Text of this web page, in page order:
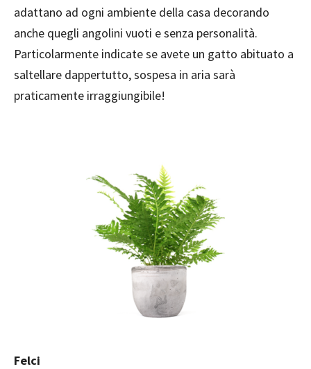
adattano ad ogni ambiente della casa decorando
anche quegli angolini vuoti e senza personalità.
Particolarmente indicate se avete un gatto abituato a
saltellare dappertutto, sospesa in aria sarà
praticamente irraggiungibile!
Felci